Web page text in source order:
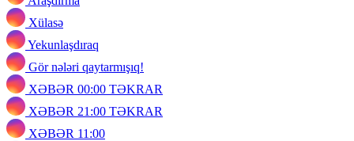
Xülasə
Yekunlaşdıraq
Gör nələri qaytarmışıq!
XƏBƏR 00:00 TƏKRAR
XƏBƏR 21:00 TƏKRAR
XƏBƏR 11:00